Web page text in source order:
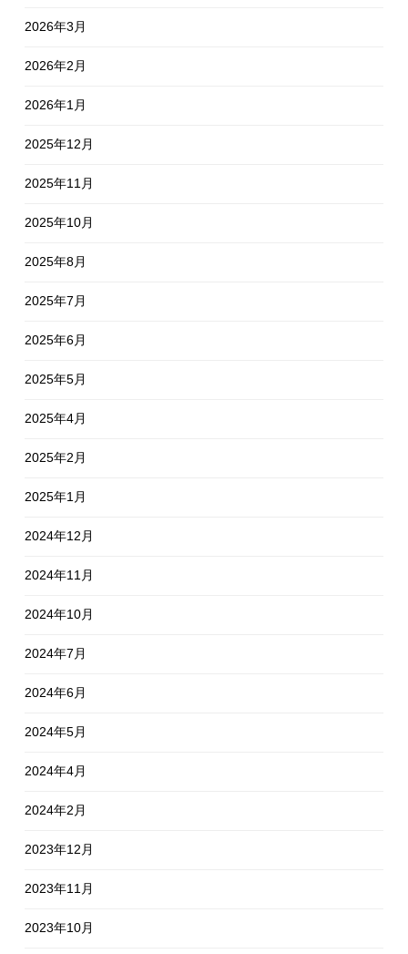
2026年3月
2026年2月
2026年1月
2025年12月
2025年11月
2025年10月
2025年8月
2025年7月
2025年6月
2025年5月
2025年4月
2025年2月
2025年1月
2024年12月
2024年11月
2024年10月
2024年7月
2024年6月
2024年5月
2024年4月
2024年2月
2023年12月
2023年11月
2023年10月